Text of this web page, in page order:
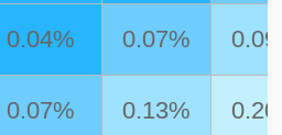
0.04% 0.07%
0.07% 0.13%